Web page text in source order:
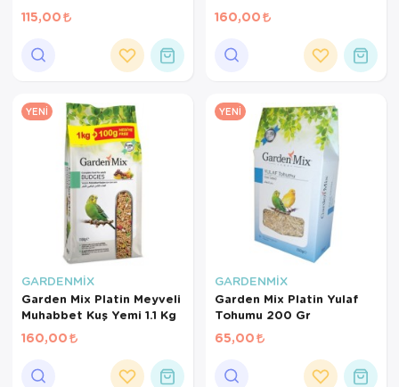
115,00 160,00
YENI
GARDENMİX
Garden Mix Platin Meyveli
Muhabbet Kuş Yemi 1.1 Kg
160,00
YENI
GARDENMİX
Garden Mix Platin Yulaf
Tohumu 200 Gr
65,00